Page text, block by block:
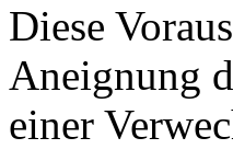
Diese
Aneignung
einer